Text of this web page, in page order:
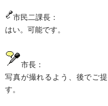
市民二課長：
はい。可能です。
市長：
写真が撮れるよう、後でご
す。